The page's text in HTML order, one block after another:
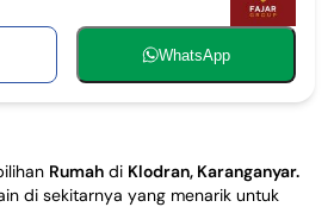
WhatsApp
Rumah di Klodran, Karanganyar.
di sekitarnya yang menarik untuk